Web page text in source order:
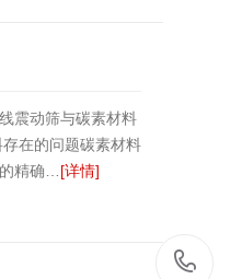
震动筛与碳素材料
在的问题碳素材料
精确…[详情]